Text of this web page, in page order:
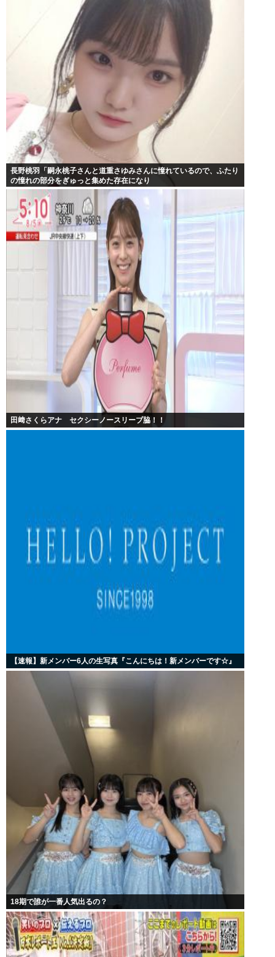
長野桃羽「嗣永桃子さんと道重さゆみさんに憧れているので、ふたり
の憧れの部分をぎゅっと集めた存在になり
田﨑さくらアナ セクシーノースリーブ脇！！
【速報】新メンバー6人の生写真『こんにちは！新メンバーです☆』
18期で誰が一番人気出るの？